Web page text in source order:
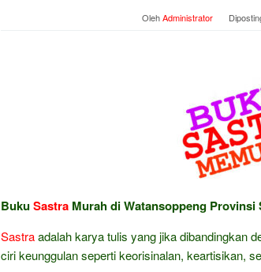
OlehAdministrator
BukuSastra Murah di Watansoppeng Provinsi
Sastraadalah karya tulis yang jika dibandingkan
ciri keunggulan seperti keorisinalan, keartisikan,